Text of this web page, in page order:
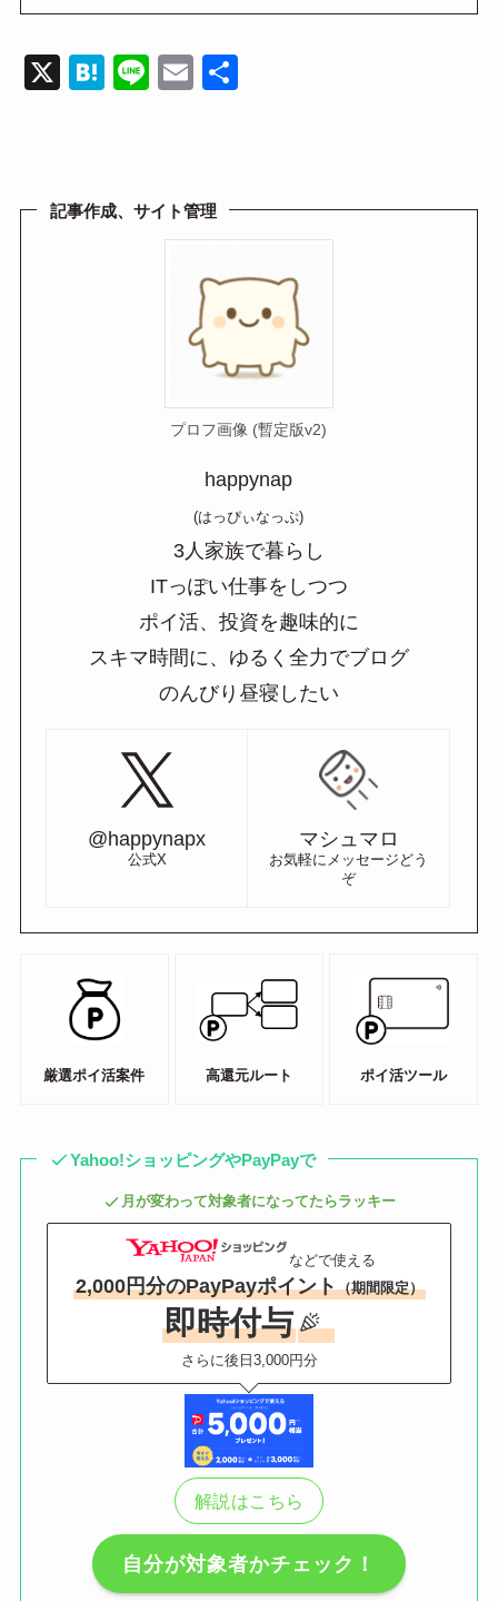
X
H
a
Li
E
記事作成、サイト管理
プロフ画像 (暫定版v2)
happynap
(はっぴぃなっぷ)
3人家族で暮らし
ITっぽい仕事をしつつ
ポイ活、投資を趣味的に
スキマ時間に、ゆるく全力でブログ
のんびり昼寝したい
@happynapx
公式X
マシュマロ
お気軽にメッセージどう
ぞ
厳選ポイ活案件 高還元ルート ポイ活ツール
Yahoo!ショッピングやPayPayで
月が変わって対象者になってたらラッキー
などで使える
2,000円分のPayPayポイント（期間限定）
即時付与
さらに後日3,000円分
解説はこちら
自分が対象者かチェック！